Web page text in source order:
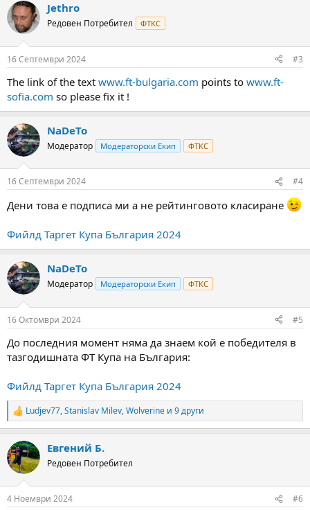
c
t
i
s
Jethro
Редовен Потребител ФТКС
16 Септември 2024 #3
The link of the text www.ft-bulgaria.com points to www.ft-
sofia.com so please fix it !
NaDeTo
Модератор Модераторски Екип ФТКС
16 Септември 2024 #4
Дени това е подписа ми а не рейтинговото класиране
Фийлд Таргет Купа България 2024
NaDeTo
Модератор Модераторски Екип ФТКС
16 Октомври 2024 #5
До последния момент няма да знаем кой е победителя в
тазгодишната ФТ Купа на България:
Фийлд Таргет Купа България 2024
R
e
c
t
i
s
Ludjev77,Stanislav Milev,Wolverine и 9 други
Евгений Б.
Редовен Потребител
4 Ноември 2024 #6